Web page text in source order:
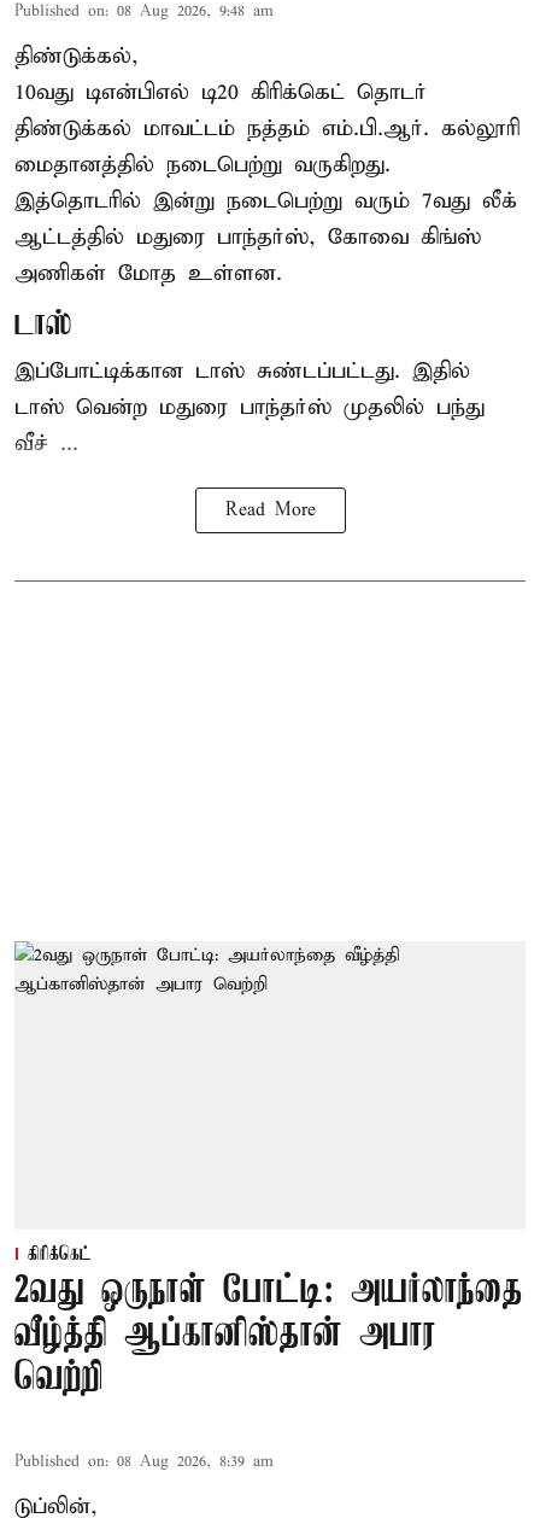
Published on: 08 Aug 2026, 9:48 am
திண்டுக்கல்,
10வது டிஎன்பிஎல் டி20 கிரிக்கெட் தொடர்
திண்டுக்கல் மாவட்டம் நத்தம் எம்.பி.ஆர். கல்லூரி
மைதானத்தில் நடைபெற்று வருகிறது.
இத்தொடரில் இன்று நடைபெற்று வரும் 7வது லீக்
ஆட்டத்தில் மதுரை பாந்தர்ஸ், கோவை கிங்ஸ்
அணிகள் மோத உள்ளன.
டாஸ்
இப்போட்டிக்கான டாஸ் சுண்டப்பட்டது. இதில்
டாஸ் வென்ற மதுரை பாந்தர்ஸ் முதலில் பந்து
வீச் ...
Read More
கிரிக்கெட்
2வது ஒருநாள் போட்டி: அயர்லாந்தை
வீழ்த்தி ஆப்கானிஸ்தான் அபார
வெற்றி
Published on: 08 Aug 2026, 8:39 am
டுப்லின்,